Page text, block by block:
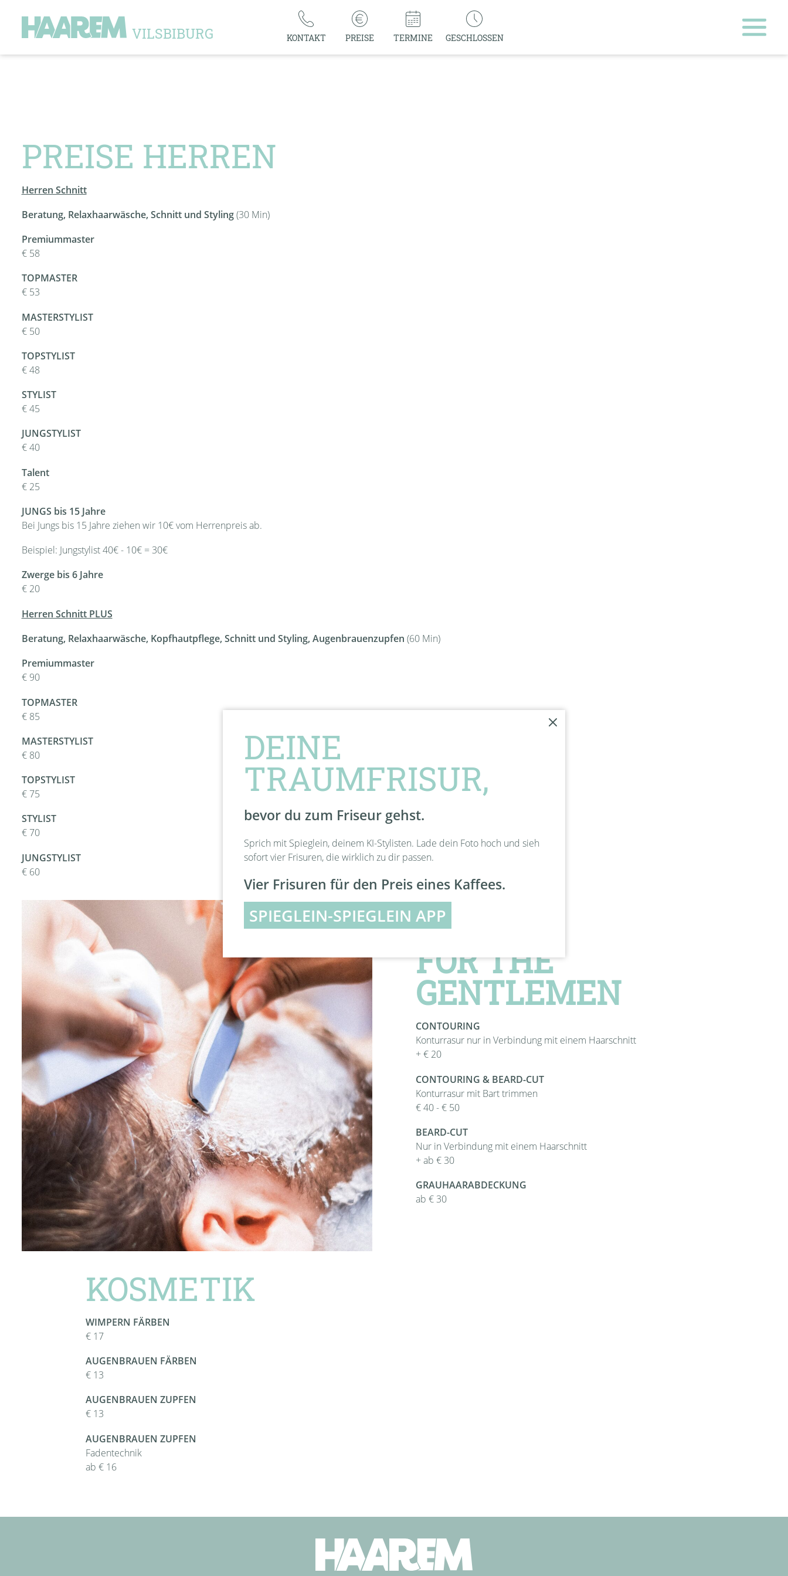
VILSBIBURG KONTAKT PREISE TERMINE GESCHLOSSEN
PREISE HERREN
Herren Schnitt
Beratung, Relaxhaarwäsche, Schnitt und Styling(30 Min)
Premiummaster
€ 58
TOPMASTER
€ 53
MASTERSTYLIST
€ 50
TOPSTYLIST
€ 48
STYLIST
€ 45
JUNGSTYLIST
€ 40
Talent
€ 25
JUNGS bis 15 Jahre
Bei Jungs bis 15 Jahre ziehen wir 10€ vom Herrenpreis ab.
Beispiel: Jungstylist 40€ - 10€ = 30€
Zwerge bis 6 Jahre
€ 20
Herren Schnitt PLUS
Beratung, Relaxhaarwäsche, Kopfhautpflege, Schnitt und Styling, Augenbrauenzupfen (60 Min)
Premiummaster
€ 90
TOPMASTER
€ 85
MASTERSTYLIST
€ 80
TOPSTYLIST
€ 75
STYLIST
€ 70
JUNGSTYLIST
€ 60
FOR THE
GENTLEMEN
CONTOURING
Konturrasur nur in Verbindung mit einem Haarschnitt
+ € 20
CONTOURING & BEARD-CUT
Konturrasur mit Bart trimmen
€ 40 - € 50
BEARD-CUT
Nur in Verbindung mit einem Haarschnitt
+ ab € 30
GRAUHAARABDECKUNG
ab € 30
KOSMETIK
WIMPERN FÄRBEN
€ 17
AUGENBRAUEN FÄRBEN
€ 13
AUGENBRAUEN ZUPFEN
€ 13
AUGENBRAUEN ZUPFEN
Fadentechnik
ab € 16
DEINE
TRAUMFRISUR,
bevor du zum Friseur gehst.
Sprich mit Spieglein, deinem KI-Stylisten. Lade dein Foto hoch und sieh
sofort vier Frisuren, die wirklich zu dir passen.
Vier Frisuren für den Preis eines Kaffees.
SPIEGLEIN-SPIEGLEIN APP